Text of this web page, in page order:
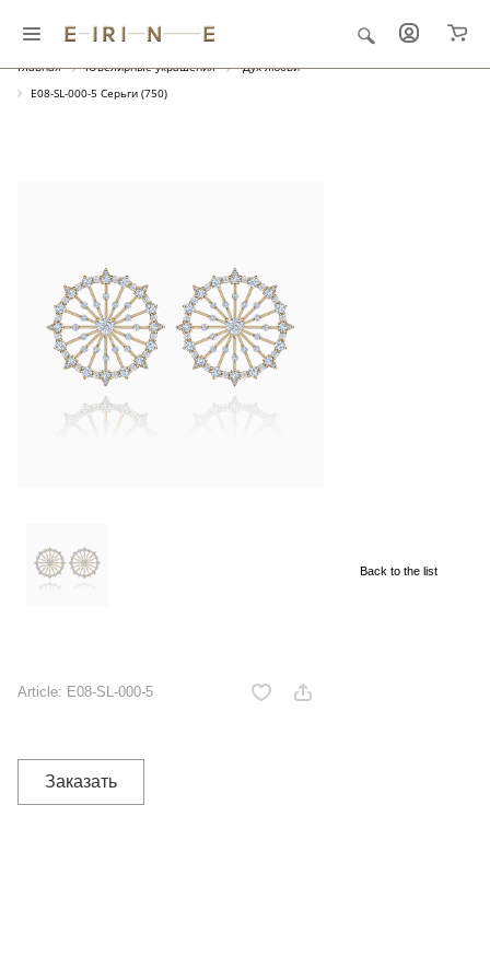
Главная Ювелирные украшения
"Дух любви"
E08-SL-000-5 Серьги (750)
Article: E08-SL-000-5
Заказать
Back to the list